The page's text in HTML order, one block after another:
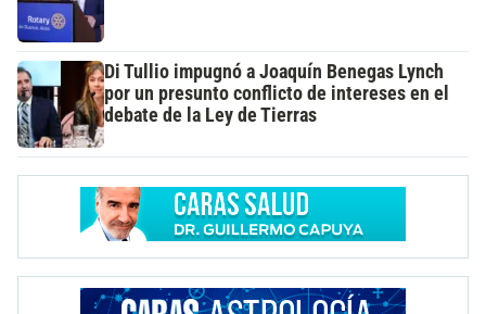
Di Tullio impugnó a Joaquín Benegas Lynch
por un presunto conflicto de intereses en el
debate de la Ley de Tierras